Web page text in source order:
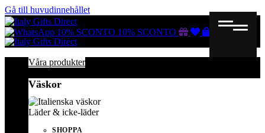
Gå till huvudinnehållet
10% SCONTO 10% SCONTO Gutscheine
Wunschliste
Warenkorb
Våra produkter
Väskor
Läder & icke-läder
SHOPPA